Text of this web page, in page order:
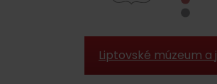
Liptovské múzeum